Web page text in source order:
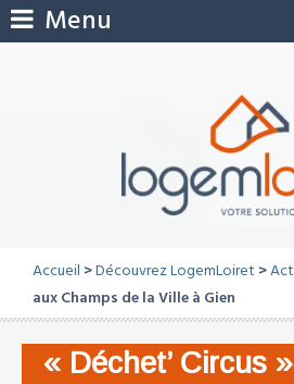
Menu
Accueil >Découvrez LogemLoiret >
aux Champs de la Ville à Gien
« Déchet’ Circus